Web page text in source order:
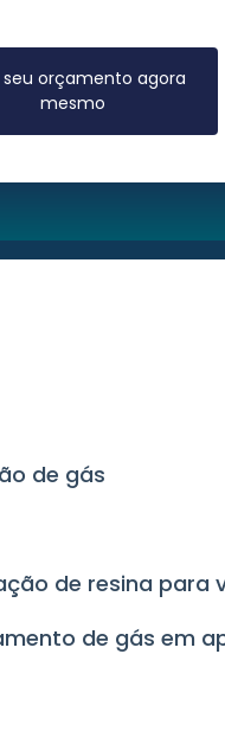
seu orçamento agora
mesmo
de gás
de resina
de gás em